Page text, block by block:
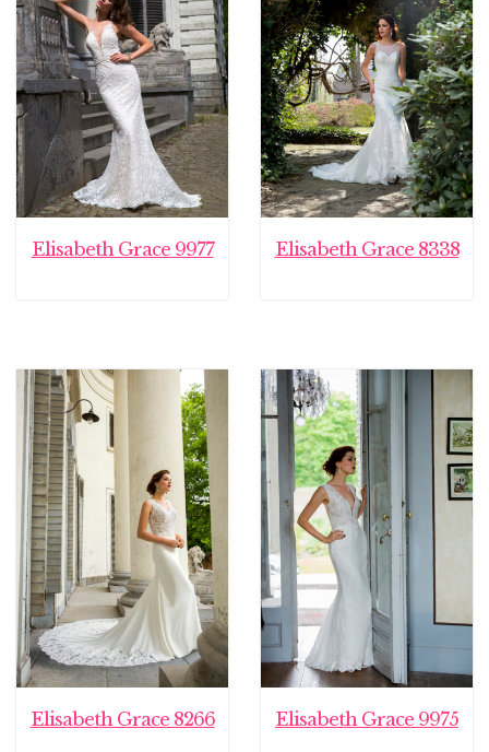
Elisabeth Grace 9977 Elisabeth Grace 8338
Elisabeth Grace 8266 Elisabeth Grace 9975